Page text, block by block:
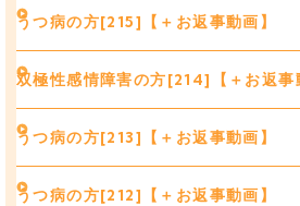
うつ病の方[215]【＋お返事動画】
双極性感情障害の方[214]【＋お返事
うつ病の方[213]【＋お返事動画】
うつ病の方[212]【＋お返事動画】